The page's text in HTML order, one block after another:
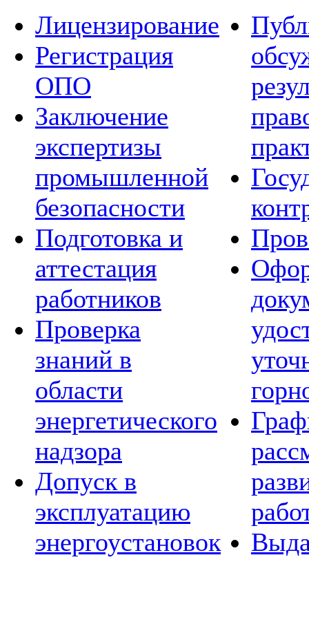
Лицензирование
Регистрация
ОПО
Заключение
экспертизы
промышленной
безопасности
Подготовка и
аттестация
работников
Проверка
знаний в
области
энергетического
надзора
Допуск в
эксплуатацию
энергоустановок